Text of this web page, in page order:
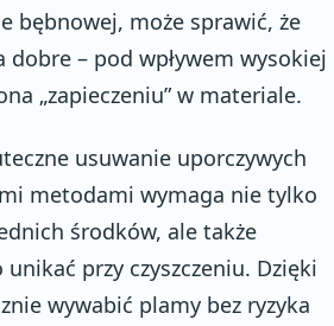
bębnowej, może sprawić, że
– pod wpływem wysokiej
„zapieczeniu” w materiale.
usuwanie uporczywych
metodami wymaga nie tylko
środków, ale także
przy czyszczeniu. Dzięki
wywabić plamy bez ryzyka